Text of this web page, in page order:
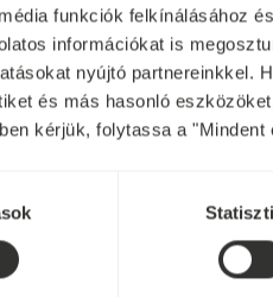
funkciók felkínálásához
információkat is
nyújtó partnereinkkel.
és más hasonló
kérjük, folytassa a
Nem
pszichózis, alkohol-